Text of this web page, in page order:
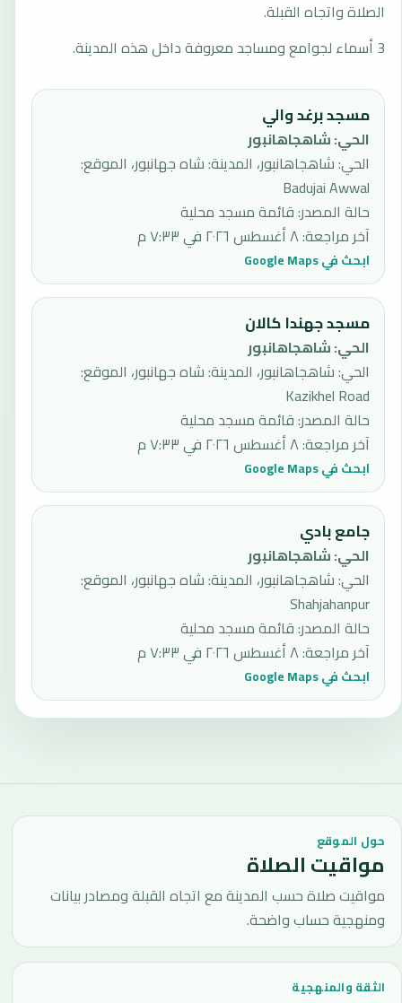
الصلاة واتجاه القبلة.
3 أسماء لجوامع ومساجد معروفة داخل هذه المدينة.
مسجد برغد والي
الحي:شاهجاهانبور
الحي: شاهجاهانبور، المدينة: شاه جهانبور، الموقع:
Badujai Awwal
حالة المصدر:قائمة مسجد محلية
آخر مراجعة:٨ أغسطس ٢٠٢٦ في ٧:٣٣ م
ابحث في Google Maps
مسجد جهندا كالان
الحي:شاهجاهانبور
الحي: شاهجاهانبور، المدينة: شاه جهانبور، الموقع:
Kazikhel Road
حالة المصدر:قائمة مسجد محلية
آخر مراجعة:٨ أغسطس ٢٠٢٦ في ٧:٣٣ م
ابحث في Google Maps
جامع بادي
الحي:شاهجاهانبور
الحي: شاهجاهانبور، المدينة: شاه جهانبور، الموقع:
Shahjahanpur
حالة المصدر:قائمة مسجد محلية
آخر مراجعة:٨ أغسطس ٢٠٢٦ في ٧:٣٣ م
ابحث في Google Maps
حول الموقع
مواقيت الصلاة
مواقيت صلاة حسب المدينة مع اتجاه القبلة ومصادر بيانات
ومنهجية حساب واضحة.
الثقة والمنهجية